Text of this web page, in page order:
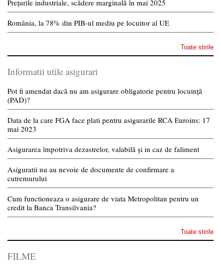
Prețurile industriale, scădere marginală în mai 2025
România, la 78% din PIB-ul mediu pe locuitor al UE
Toate stirile
Informatii utile asigurari
Pot fi amendat dacă nu am asigurare obligatorie pentru locuință
(PAD)?
Data de la care FGA face plati pentru asigurarile RCA Euroins: 17
mai 2023
Asigurarea împotriva dezastrelor, valabilă și in caz de faliment
Asiguratii nu au nevoie de documente de confirmare a
cutremurului
Cum functioneaza o asigurare de viata Metropolitan pentru un
credit la Banca Transilvania?
Toate stirile
FILME